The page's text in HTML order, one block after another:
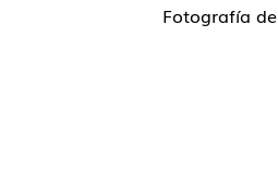
Fotografía de